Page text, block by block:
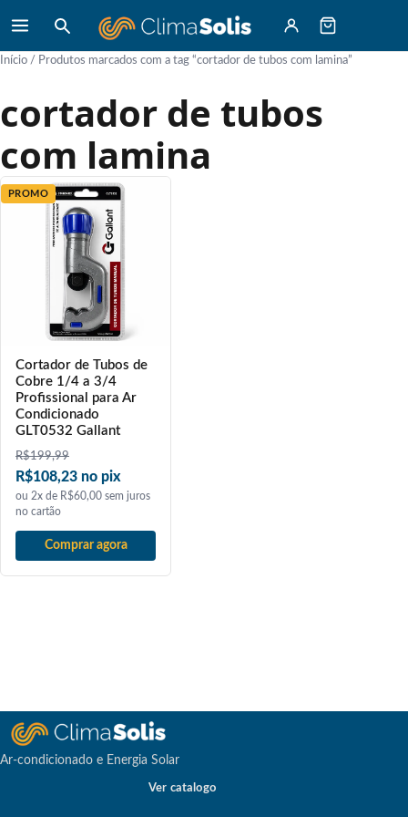
Início / Produtos marcados com a tag “cortador de tubos com lamina”
cortador de tubos
com lamina
PROMO
Cortador de Tubos de
Cobre 1/4 a 3/4
Profissional para Ar
Condicionado
GLT0532 Gallant
R$199,99
R$108,23 no pix
ou 2x de R$60,00 sem juros
no cartão
Comprar agora
Ar-condicionado e Energia Solar
Ver catalogo